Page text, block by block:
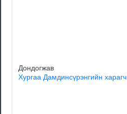
Дондогжав
Хургаа Дамдинсүрэнгийн харагч